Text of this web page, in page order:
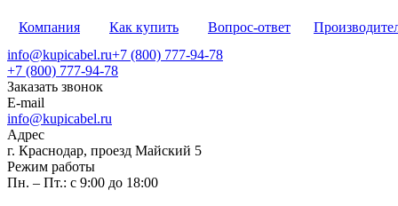
Компания Как купить Вопрос-ответ
info@kupicabel.ru+7 (800) 777-94-78
+7 (800) 777-94-78
Заказать звонок
E-mail
info@kupicabel.ru
Адрес
г. Краснодар, проезд Майский 5
Режим работы
Пн. – Пт.: с 9:00 до 18:00